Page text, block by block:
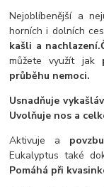
Nejoblíbenější a
horních i dolních
kašli a nachlazení.
můžete využít jak
průběhu nemoci.
Usnadňuje
Uvolňuje nos a
Aktivuje a
Eukalyptus také
Pomáhá při